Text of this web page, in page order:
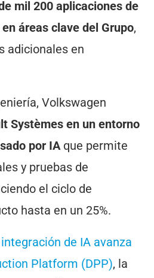
mil 200 aplicaciones de
áreas clave del Grupo,
adicionales en
Volkswagen
Systèmes en un entorno
por IA que permite
y pruebas de
el ciclo de
hasta en un 25%.
de IA avanza
Platform (DPP), la